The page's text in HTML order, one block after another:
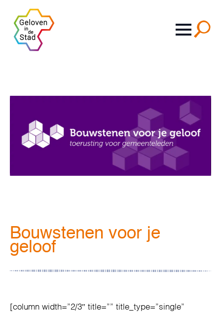
Bouwstenen voor je
geloof
[column width=”2/3″ title=”” title_type=”single”